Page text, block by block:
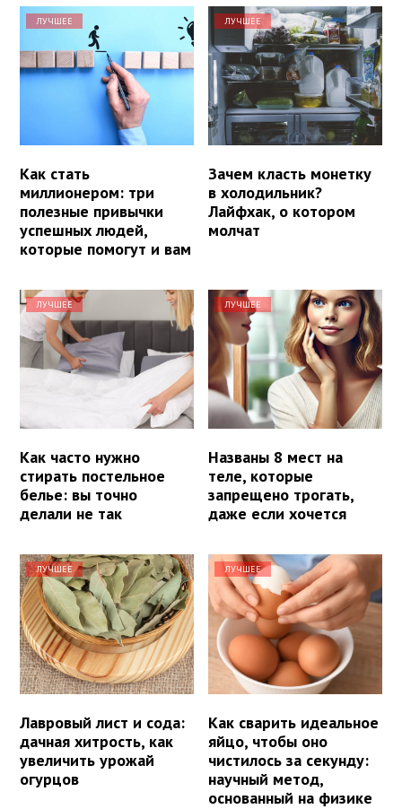
ЛУЧШЕЕ
Как стать
миллионером: три
полезные привычки
успешных людей,
которые помогут и вам
ЛУЧШЕЕ
Зачем класть монетку
в холодильник?
Лайфхак, о котором
молчат
ЛУЧШЕЕ
Как часто нужно
стирать постельное
белье: вы точно
делали не так
ЛУЧШЕЕ
Названы 8 мест на
теле, которые
запрещено трогать,
даже если хочется
ЛУЧШЕЕ
Лавровый лист и сода:
дачная хитрость, как
увеличить урожай
огурцов
ЛУЧШЕЕ
Как сварить идеальное
яйцо, чтобы оно
чистилось за секунду:
научный метод,
основанный на физике